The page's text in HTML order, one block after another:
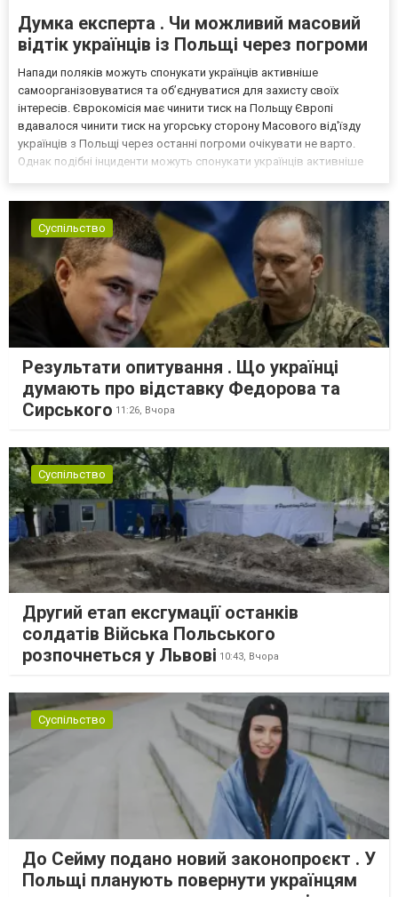
Думка експерта . Чи можливий масовий
відтік українців із Польщі через погроми
Напади поляків можуть спонукати українців активніше
самоорганізовуватися та об’єднуватися для захисту своїх
інтересів. Єврокомісія має чинити тиск на Польщу Європі
вдавалося чинити тиск на угорську сторону Масового від'їзду
українців з Польщі через останні погроми очікувати не варто.
Однак подібні інциденти можуть спонукати українців активніше
Суспільство
Результати опитування . Що українці
думають про відставку Федорова та
Сирського 11:26, Вчора
Суспільство
Другий етап ексгумації останків
солдатів Війська Польського
розпочнеться у Львові 10:43, Вчора
Суспільство
До Сейму подано новий законопроєкт . У
Польщі планують повернути українцям